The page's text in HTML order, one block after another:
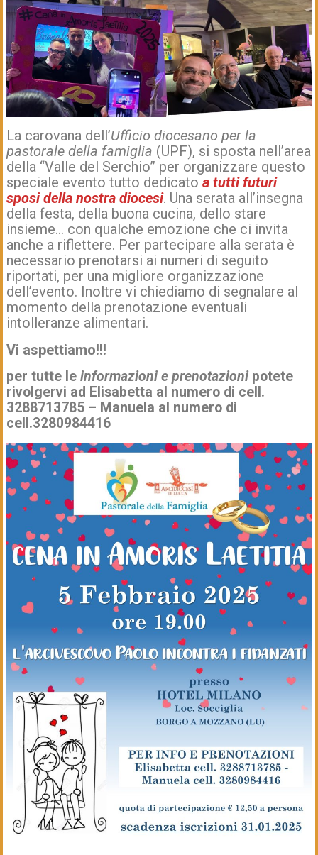
La carovana dell’Ufficio diocesano per la
pastorale della famiglia (UPF), si sposta nell’area
della “Valle del Serchio” per organizzare questo
speciale evento tutto dedicatoa tutti futuri
sposi della nostra diocesi. Una serata all’insegna
della festa, della buona cucina, dello stare
insieme… con qualche emozione che ci invita
anche a riflettere. Per partecipare alla serata è
necessario prenotarsi ai numeri di seguito
riportati, per una migliore organizzazione
dell’evento. Inoltre vi chiediamo di segnalare al
momento della prenotazione eventuali
intolleranze alimentari.
Vi aspettiamo!!!
per tutte leinformazioni e prenotazionipotete
rivolgervi ad Elisabetta al numero di cell.
3288713785 – Manuela al numero di
cell.3280984416